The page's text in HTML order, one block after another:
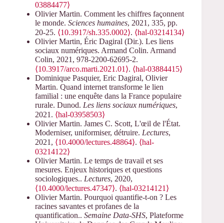
03884477⟩
Olivier Martin. Comment les chiffres façonnent
le monde. Sciences humaines, 2021, 335, pp.
20-25. ⟨10.3917/sh.335.0002⟩. ⟨hal-03214134⟩
Olivier Martin, Éric Dagiral (Dir.). Les liens
sociaux numériques. Armand Colin. Armand
Colin, 2021, 978-2200-62695-2.
⟨10.3917/arco.marti.2021.01⟩. ⟨hal-03884415⟩
Dominique Pasquier, Eric Dagiral, Olivier
Martin. Quand internet transforme le lien
familial : une enquête dans la France populaire
rurale. Dunod. Les liens sociaux numériques,
2021. ⟨hal-03958503⟩
Olivier Martin. James C. Scott, L'œil de l'État.
Moderniser, uniformiser, détruire. Lectures,
2021, ⟨10.4000/lectures.48864⟩. ⟨hal-
03214122⟩
Olivier Martin. Le temps de travail et ses
mesures. Enjeux historiques et questions
sociologiques.. Lectures, 2020,
⟨10.4000/lectures.47347⟩. ⟨hal-03214121⟩
Olivier Martin. Pourquoi quantifie-t-on ? Les
racines savantes et profanes de la
quantification.. Semaine Data-SHS, Plateforme